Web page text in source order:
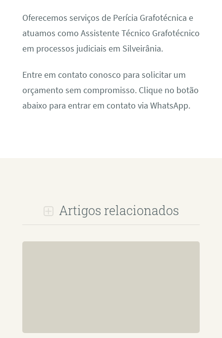
Oferecemos serviços de Perícia Grafotécnica e
atuamos como Assistente Técnico Grafotécnico
em processos judiciais em Silveirânia.
Entre em contato conosco para solicitar um
orçamento sem compromisso. Clique no botão
abaixo para entrar em contato via WhatsApp.
Artigos relacionados